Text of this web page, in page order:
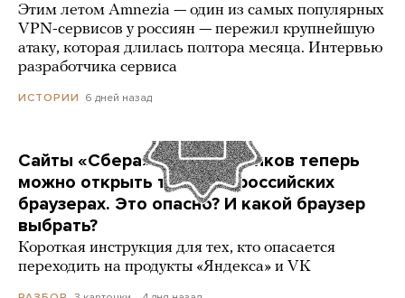
Этим летом Amnezia — один из самых популярных
VPN-сервисов у россиян — пережил крупнейшую
атаку, которая длилась полтора месяца. Интервью
разработчика сервиса
ИСТОРИИ 6 дней назад
Сайты «Сбера» и других банков теперь
можно открыть только в российских
браузерах. Это опасно? И какой браузер
выбрать?
Короткая инструкция для тех, кто опасается
переходить на продукты «Яндекса» и VK